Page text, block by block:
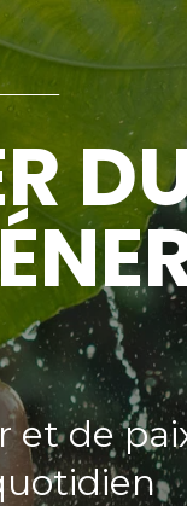
et de